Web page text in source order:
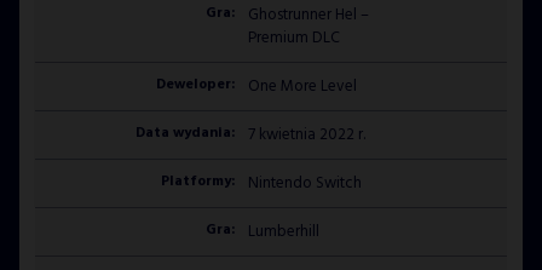
Ghostrunner Hel –
Premium DLC
One More Level
7 kwietnia 2022 r.
Nintendo Switch
Lumberhill